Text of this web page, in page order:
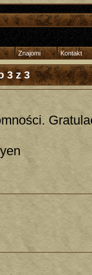
Znajomi Kontakt
3z3